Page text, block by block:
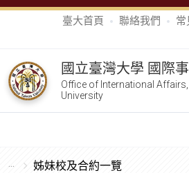
臺大首頁 聯絡我們 常
國立臺灣大學 國際
Office of International
University
姊妹校及合約一覽